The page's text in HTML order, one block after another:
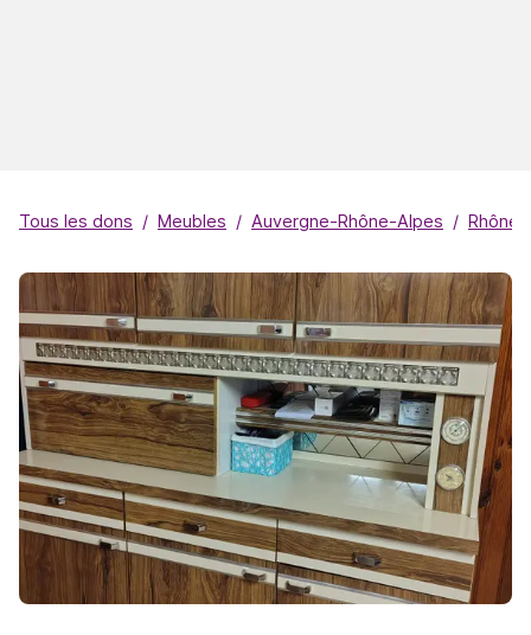
Tous les dons Meubles Auvergne-Rhône-Alpes Rhône